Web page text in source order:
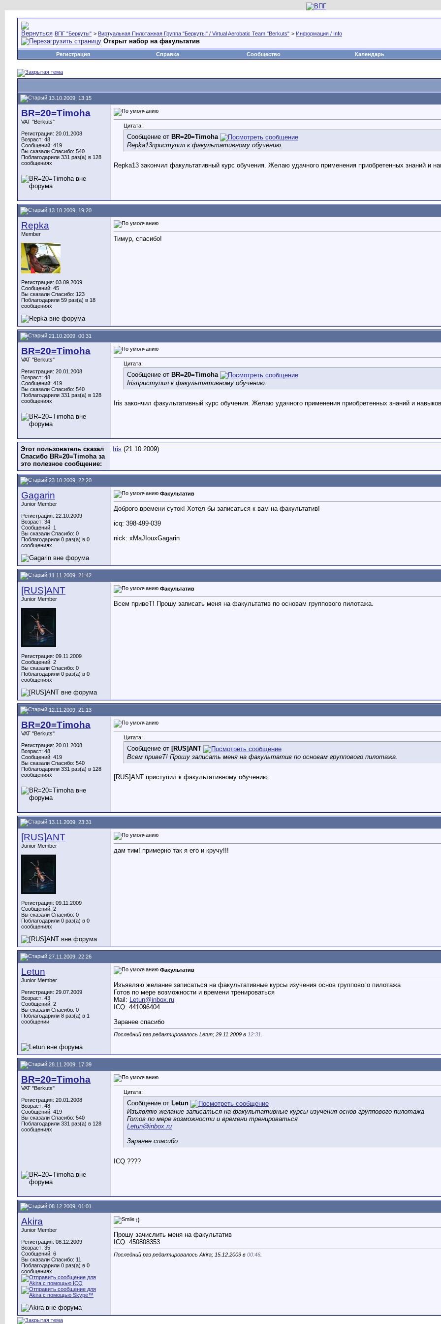
ВПГ "Беркуты" > Виртуальная Пилотажная Группа "Беркуты" / Virtual Aerobatic Team "Berkuts" > Информация / Info
Открыт набор на факультатив
Регистрация Справка Сообщество Календарь
13.10.2009, 13:15
BR=20=Timoha
VAT "Berkuts"
Регистрация: 20.01.2008
Возраст: 48
Сообщений: 419
Вы сказали Спасибо: 540
Поблагодарили 331 раз(а) в 128
сообщениях
Цитата:
Сообщение от BR=20=Timoha
Repka13приступил к факультативному обучению.
Repka13 закончил факультативный курс обучения. Желаю удачного применения приобретенных знаний и
13.10.2009, 19:20
Repka
Member
Регистрация: 03.09.2009
Сообщений: 45
Вы сказали Спасибо: 123
Поблагодарили 59 раз(а) в 18
сообщениях
Тимур, спасибо!
21.10.2009, 00:31
BR=20=Timoha
VAT "Berkuts"
Регистрация: 20.01.2008
Возраст: 48
Сообщений: 419
Вы сказали Спасибо: 540
Поблагодарили 331 раз(а) в 128
сообщениях
Цитата:
Сообщение от BR=20=Timoha
Irisприступил к факультативному обучению.
Iris закончил факультативный курс обучения. Желаю удачного применения приобретенных знаний и
Этот пользователь сказал
Спасибо BR=20=Timoha за
это полезное сообщение:
Iris (21.10.2009)
23.10.2009, 22:20
Gagarin
Junior Member
Регистрация: 22.10.2009
Возраст: 34
Сообщений: 1
Вы сказали Спасибо: 0
Поблагодарили 0 раз(а) в 0
сообщениях
Факультатив
Доброго времени суток! Хотел бы записаться к вам на факультатив!
icq: 398-499-039
nick: xMaJIouxGagarin
11.11.2009, 21:42
[RUS]ANT
Junior Member
Регистрация: 09.11.2009
Сообщений: 2
Вы сказали Спасибо: 0
Поблагодарили 0 раз(а) в 0
сообщениях
Факультатив
Всем привеТ! Прошу записать меня на факультатив по основам группового пилотажа.
12.11.2009, 21:13
BR=20=Timoha
VAT "Berkuts"
Регистрация: 20.01.2008
Возраст: 48
Сообщений: 419
Вы сказали Спасибо: 540
Поблагодарили 331 раз(а) в 128
сообщениях
Цитата:
Сообщение от [RUS]ANT
Всем привеТ! Прошу записать меня на факультатив по основам группового пилотажа.
[RUS]ANT приступил к факультативному обучению.
13.11.2009, 23:31
[RUS]ANT
Junior Member
Регистрация: 09.11.2009
Сообщений: 2
Вы сказали Спасибо: 0
Поблагодарили 0 раз(а) в 0
сообщениях
дам тим! примерно так я его и кручу!!!
27.11.2009, 22:26
Letun
Junior Member
Регистрация: 29.07.2009
Возраст: 43
Сообщений: 2
Вы сказали Спасибо: 0
Поблагодарили 8 раз(а) в 1
сообщении
Факультатив
Изъявляю желание записаться на факультативные курсы изучения основ группового пилотажа
Готов по мере возможности и времени тренироваться
Mail: Letun@inbox.ru
ICQ: 441096404
Заранее спасибо
Последний раз редактировалось Letun; 29.11.2009 в 12:31
28.11.2009, 17:39
BR=20=Timoha
VAT "Berkuts"
Регистрация: 20.01.2008
Возраст: 48
Сообщений: 419
Вы сказали Спасибо: 540
Поблагодарили 331 раз(а) в 128
сообщениях
Цитата:
Сообщение от Letun
Изъявляю желание записаться на факультативные курсы изучения основ группового пилотажа
Готов по мере возможности и времени тренироваться
Letun@inbox.ru
Заранее спасибо
ICQ ????
08.12.2009, 01:01
Akira
Junior Member
Регистрация: 08.12.2009
Возраст: 35
Сообщений: 6
Вы сказали Спасибо: 11
Поблагодарили 0 раз(а) в 0
сообщениях
:)
Прошу зачислить меня на факультатив
ICQ: 450808353
Последний раз редактировалось Akira; 15.12.2009 в 00:46